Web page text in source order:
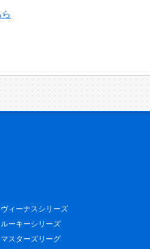
ヴィーナスシリーズ
ルーキーシリーズ
マスターズリーグ